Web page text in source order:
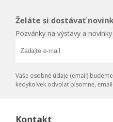
Želáte si dostávať
Pozvánky na výstavy a
Vaše osobné údaje (email)
kedykoľvek odvolať písomne,
Kontakt